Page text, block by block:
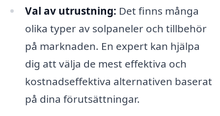
Val av utrustning: Det finns många
olika typer av solpaneler och tillbehör
på marknaden. En expert kan hjälpa
dig att välja de mest effektiva och
kostnadseffektiva alternativen baserat
på dina förutsättningar.